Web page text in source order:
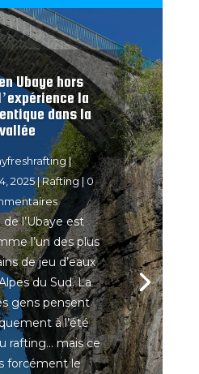
Ubaye hors
la
dans la
vallée
|
2025|Rafting| 0
l’Ubaye est
l’un des plus
de jeu d’eaux
du Sud. La
gens pensent
à l’été
rafting… mais ce
forcément le